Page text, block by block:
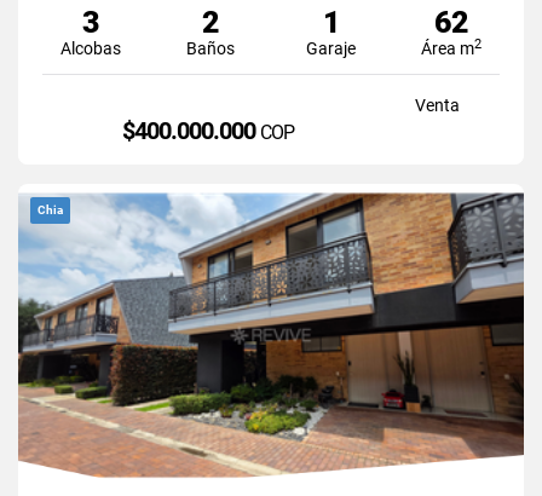
3
Alcobas
2
Baños
1
Garaje
62
Área m2
Venta
$400.000.000 COP
Chia